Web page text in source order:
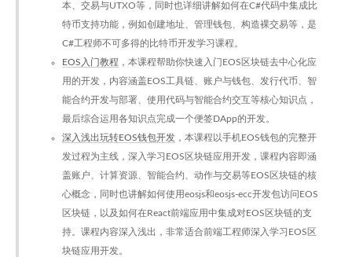
本、交易与UTXO等，同时也详细讲解如何在C#代码中集成比
特币支持功能，例如创建地址、管理钱包、构造裸交易等，是
C#工程师不可多得的比特币开发学习课程。
EOS入门教程 ，本课程帮助你快速入门EOS区块链去中心化应
用的开发，内容涵盖EOS工具链、账户与钱包、发行代币、智
能合约开发与部署、使用代码与智能合约交互等核心知识点，
最后综合运用各知识点完成一个便签DApp的开发。
深入浅出玩转EOS钱包开发 ，本课程以手机EOS钱包的完整开
发过程为主线，深入学习EOS区块链应用开发，课程内容即涵
盖账户、计算资源、智能合约、动作与交易等EOS区块链的核
心概念，同时也讲解如何使用eosjs和eosjs-ecc开发包访问EOS
区块链，以及如何在React前端应用中集成对EOS区块链的支
持。课程内容深入浅出，非常适合前端工程师深入学习EOS区
块链应用开发。